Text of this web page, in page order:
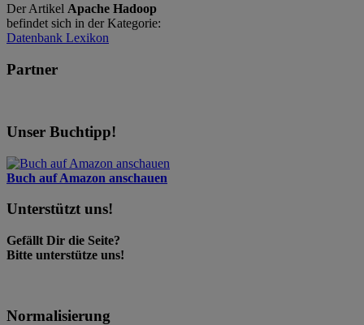
Der Artikel Apache Hadoop
befindet sich in der Kategorie:
Datenbank Lexikon
Partner
Unser Buchtipp!
Buch auf Amazon anschauen
Unterstützt uns!
Gefällt Dir die Seite?
Bitte unterstütze uns!
Normalisierung